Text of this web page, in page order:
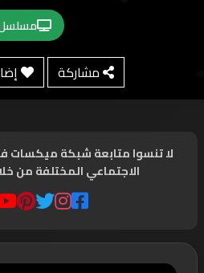
مشاركة
لا تنسوا متابعة شبكة ميكسات
الاجتماعي المختلفة من